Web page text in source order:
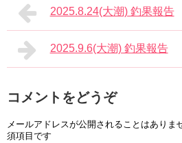
2025.8.24(大潮) 釣果報告
2025.9.6(大潮) 釣果報告
コメントをどうぞ
メールアドレスが公開されることはありま
須項目です